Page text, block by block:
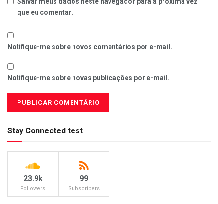
que eu comentar.
Notifique-me sobre novos comentários por e-mail.
Notifique-me sobre novas publicações por e-mail.
Stay Connected test
23.9k
Followers
99
Subscribers